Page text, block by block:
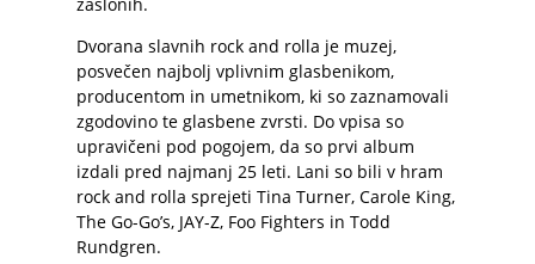
Dvorana slavnih rock and rolla je muzej,
posvečen najbolj vplivnim glasbenikom,
producentom in umetnikom, ki so zaznamovali
zgodovino te glasbene zvrsti. Do vpisa so
upravičeni pod pogojem, da so prvi album
izdali pred najmanj 25 leti. Lani so bili v hram
rock and rolla sprejeti Tina Turner, Carole King,
The Go-Go’s, JAY-Z, Foo Fighters in Todd
Rundgren.